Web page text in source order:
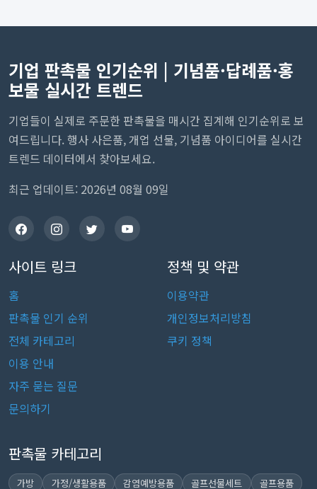
기업 판촉물 인기순위 | 기념품·답례품·홍
보물 실시간 트렌드
기업들이 실제로 주문한 판촉물을 매시간 집계해 인기순위로 보
여드립니다. 행사 사은품, 개업 선물, 기념품 아이디어를 실시간
트렌드 데이터에서 찾아보세요.
최근 업데이트: 2026년 08월 09일
사이트 링크
홈
판촉물 인기 순위
전체 카테고리
이용 안내
자주 묻는 질문
문의하기
정책 및 약관
이용약관
개인정보처리방침
쿠키 정책
판촉물 카테고리
가방 가정/생활용품 감염예방용품 골프선물세트 골프용품